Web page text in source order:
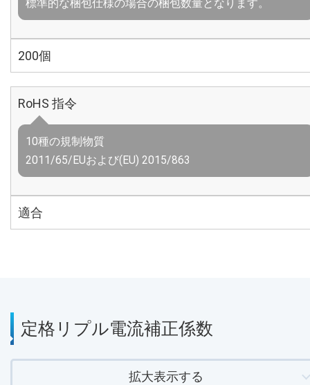
標準的な梱包仕様の場合の梱包数量となります。
200個
RoHS 指令
10種の規制物質
2011/65/EUおよび(EU) 2015/863
適合
定格リプル電流補正係数
拡大表示する